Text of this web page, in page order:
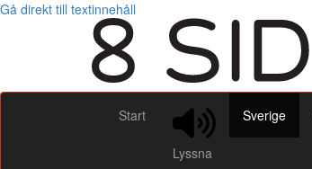
Gå direkt till textinnehåll
Start
Lyssna
Sverige